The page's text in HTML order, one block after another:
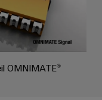
Configurator
Ingénierie
numérique
d'un niveau
supérieur -
simple,
OMNIMATE®